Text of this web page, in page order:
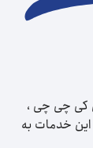
کی چی چی ،
که این خدمات به